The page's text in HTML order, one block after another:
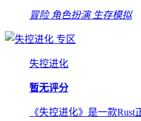
冒险 角色扮演 生存模拟
专区
失控进化
暂无评分
《失控进化》是一款